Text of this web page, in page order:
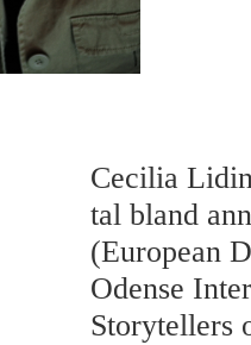
Cecilia
tal bland
(European
Odense
Storytellers